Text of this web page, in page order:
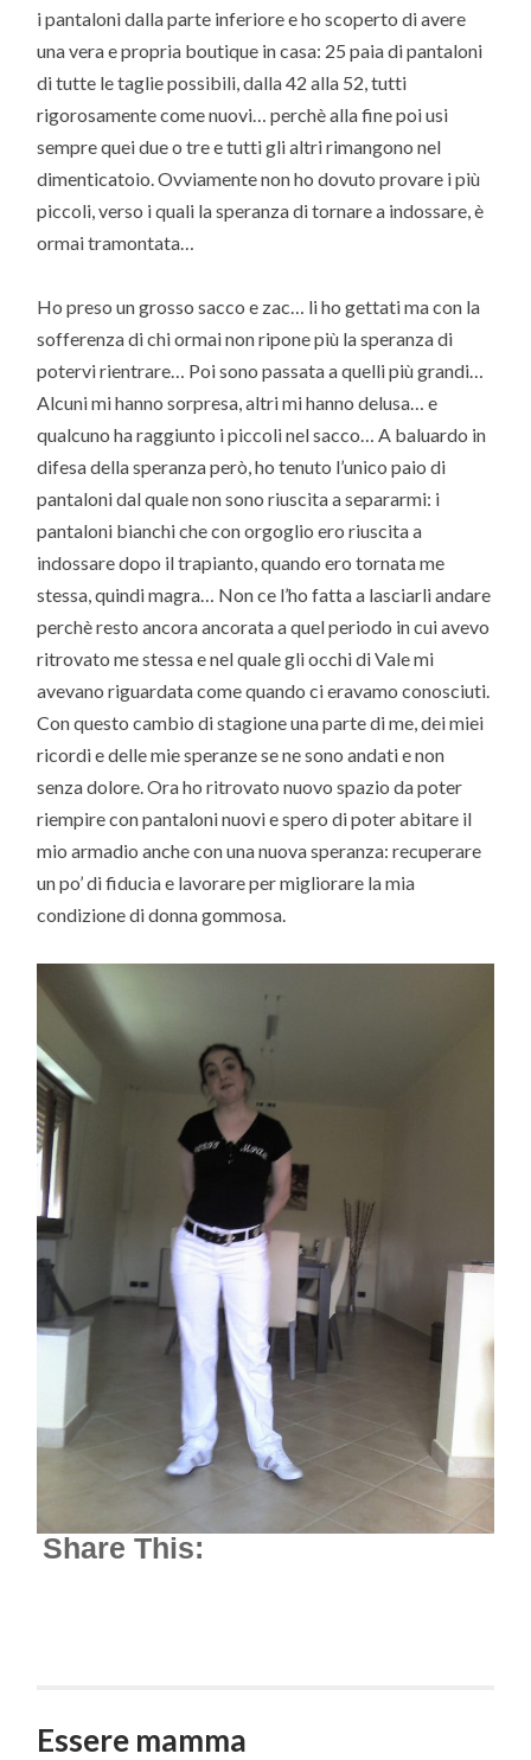
i pantaloni dalla parte inferiore e ho scoperto di avere
una vera e propria boutique in casa: 25 paia di pantaloni
di tutte le taglie possibili, dalla 42 alla 52, tutti
rigorosamente come nuovi… perchè alla fine poi usi
sempre quei due o tre e tutti gli altri rimangono nel
dimenticatoio. Ovviamente non ho dovuto provare i più
piccoli, verso i quali la speranza di tornare a indossare, è
ormai tramontata…
Ho preso un grosso sacco e zac… li ho gettati ma con la
sofferenza di chi ormai non ripone più la speranza di
potervi rientrare… Poi sono passata a quelli più grandi…
Alcuni mi hanno sorpresa, altri mi hanno delusa… e
qualcuno ha raggiunto i piccoli nel sacco… A baluardo in
difesa della speranza però, ho tenuto l’unico paio di
pantaloni dal quale non sono riuscita a separarmi: i
pantaloni bianchi che con orgoglio ero riuscita a
indossare dopo il trapianto, quando ero tornata me
stessa, quindi magra… Non ce l’ho fatta a lasciarli andare
perchè resto ancora ancorata a quel periodo in cui avevo
ritrovato me stessa e nel quale gli occhi di Vale mi
avevano riguardata come quando ci eravamo conosciuti.
Con questo cambio di stagione una parte di me, dei miei
ricordi e delle mie speranze se ne sono andati e non
senza dolore. Ora ho ritrovato nuovo spazio da poter
riempire con pantaloni nuovi e spero di poter abitare il
mio armadio anche con una nuova speranza: recuperare
un po’ di fiducia e lavorare per migliorare la mia
condizione di donna gommosa.
Share This:
Essere mamma